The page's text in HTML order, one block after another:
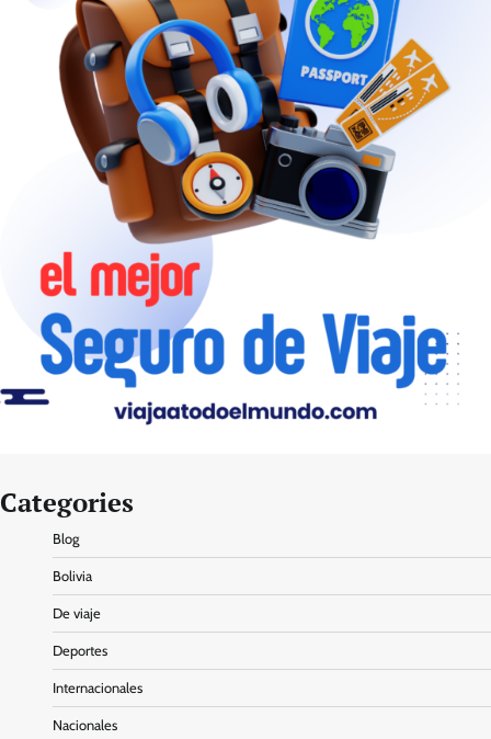
Categories
Blog
Bolivia
De viaje
Deportes
Internacionales
Nacionales